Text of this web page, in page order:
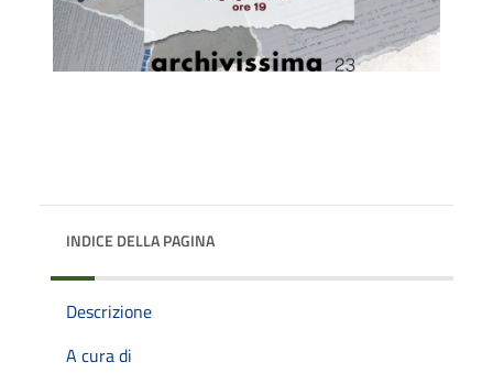
INDICE DELLA PAGINA
Descrizione
A cura di